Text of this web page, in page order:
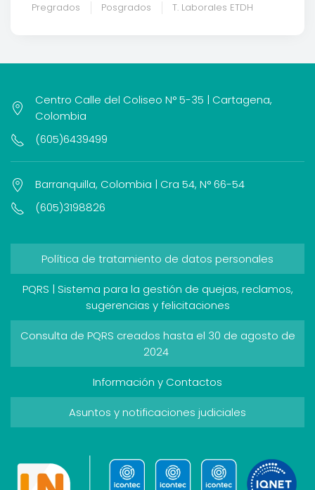
Pregrados Posgrados T. Laborales ETDH
Centro Calle del Coliseo N° 5-35 | Cartagena,
Colombia
(605)6439499
Barranquilla, Colombia | Cra 54, N° 66-54
(605)3198826
Política de tratamiento de datos personales
PQRS | Sistema para la gestión de quejas, reclamos,
sugerencias y felicitaciones
Consulta de PQRS creados hasta el 30 de agosto de
2024
Información y Contactos
Asuntos y notificaciones judiciales